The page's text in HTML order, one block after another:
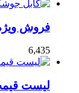
فروش
6,435
لیست